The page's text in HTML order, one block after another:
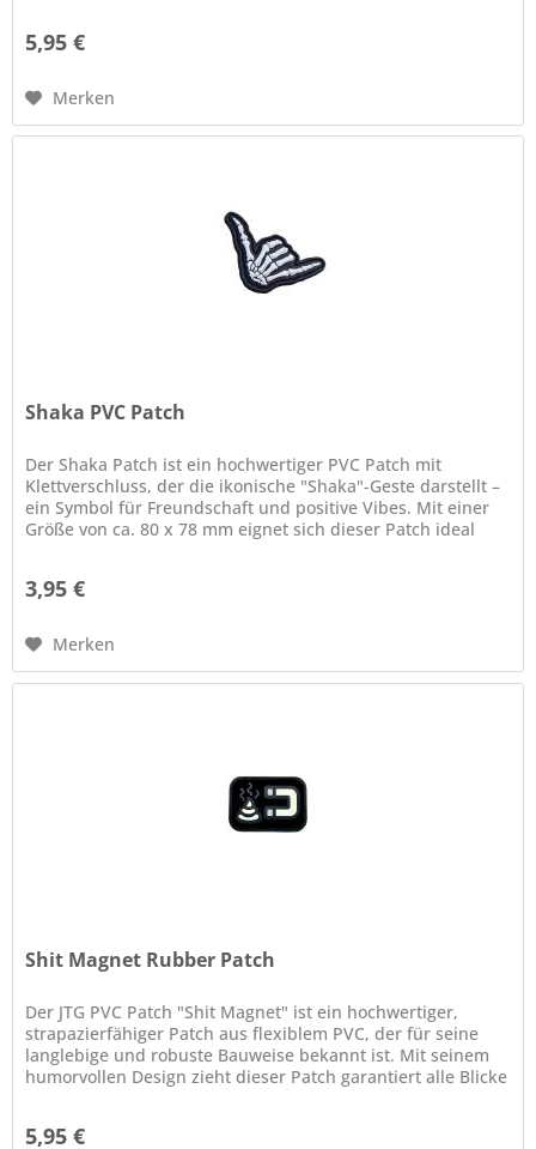
5,95 €
Merken
Shaka PVC Patch
Der Shaka Patch ist ein hochwertiger PVC Patch mit
Klettverschluss, der die ikonische "Shaka"-Geste darstellt –
ein Symbol für Freundschaft und positive Vibes. Mit einer
Größe von ca. 80 x 78 mm eignet sich dieser Patch ideal
3,95 €
Merken
Shit Magnet Rubber Patch
Der JTG PVC Patch "Shit Magnet" ist ein hochwertiger,
strapazierfähiger Patch aus flexiblem PVC, der für seine
langlebige und robuste Bauweise bekannt ist. Mit seinem
humorvollen Design zieht dieser Patch garantiert alle Blicke
5,95 €